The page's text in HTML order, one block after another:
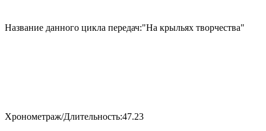
Название данного цикла передач:"На крыльях творчества"
Хронометраж/Длительность:47.23